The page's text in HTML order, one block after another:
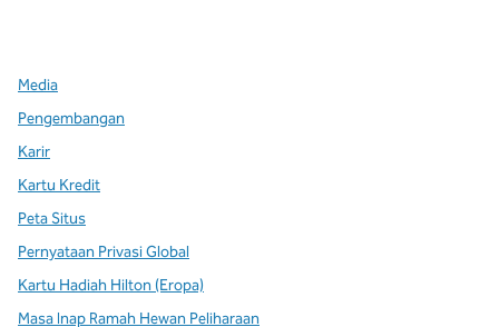
Media
Pengembangan
Karir
Kartu Kredit
Peta Situs
Pernyataan Privasi Global
Kartu Hadiah Hilton (Eropa)
Masa Inap Ramah Hewan Peliharaan